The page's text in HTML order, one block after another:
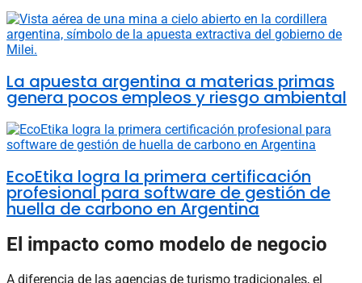
La apuesta argentina a materias primas
genera pocos empleos y riesgo ambiental
EcoEtika logra la primera certificación
profesional para software de gestión de
huella de carbono en Argentina
El impacto como modelo de negocio
A diferencia de las agencias de turismo tradicionales, el